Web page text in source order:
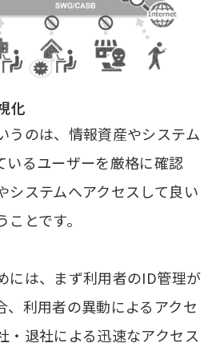
化
うのは、情報資産やシステム
いるユーザーを厳格に確認
システムへアクセスして良い
とです。
には、まず利用者のID管理が
、利用者の異動によるアクセ
・退社による迅速なアクセス